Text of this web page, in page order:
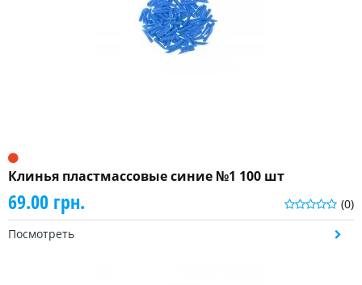
Клинья пластмассовые синие №1 100 шт
(0)
69.00 грн.
Посмотреть